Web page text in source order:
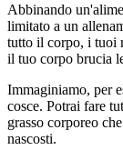
Abbinando
limitato a un
tutto il corpo, i tuoi
il tuo corpo brucia
Immaginiamo, per
cosce. Potrai fare
grasso corporeo
nascosti.